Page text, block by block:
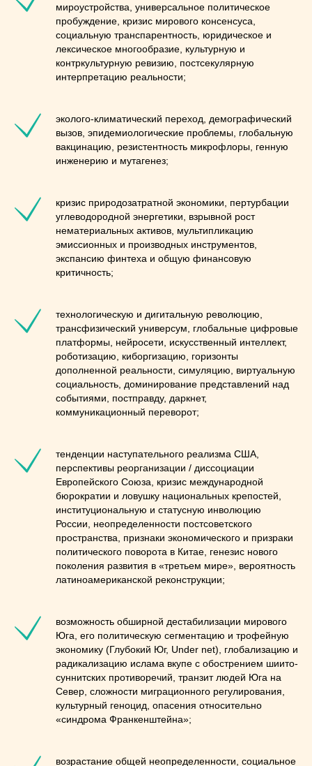
мироустройства, универсальное политическое
пробуждение, кризис мирового консенсуса,
социальную транспарентность, юридическое и
лексическое многообразие, культурную и
контркультурную ревизию, постсекулярную
интерпретацию реальности;
эколого-климатический переход, демографический
вызов, эпидемиологические проблемы, глобальную
вакцинацию, резистентность микрофлоры, генную
инженерию и мутагенез;
кризис природозатратной экономики, пертурбации
углеводородной энергетики, взрывной рост
нематериальных активов, мультипликацию
эмиссионных и производных инструментов,
экспансию финтеха и общую финансовую
критичность;
технологическую и дигитальную революцию,
трансфизический универсум, глобальные цифровые
платформы, нейросети, искусственный интеллект,
роботизацию, киборгизацию, горизонты
дополненной реальности, симуляцию, виртуальную
социальность, доминирование представлений над
событиями, постправду, даркнет,
коммуникационный переворот;
тенденции наступательного реализма США,
перспективы реорганизации / диссоциации
Европейского Союза, кризис международной
бюрократии и ловушку национальных крепостей,
институциональную и статусную инволюцию
России, неопределенности постсоветского
пространства, признаки экономического и призраки
политического поворота в Китае, генезис нового
поколения развития в «третьем мире», вероятность
латиноамериканской реконструкции;
возможность обширной дестабилизации мирового
Юга, его политическую сегментацию и трофейную
экономику (Глубокий Юг, Under net), глобализацию и
радикализацию ислама вкупе с обострением шиито-
суннитских противоречий, транзит людей Юга на
Север, сложности миграционного регулирования,
культурный геноцид, опасения относительно
«синдрома Франкенштейна»;
возрастание общей неопределенности, социальное